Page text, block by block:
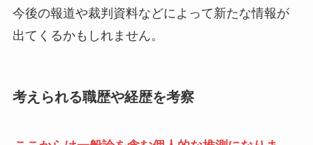
今後の報道や裁判資料などによって新たな情報が
出てくるかもしれません。
考えられる職歴や経歴を考察